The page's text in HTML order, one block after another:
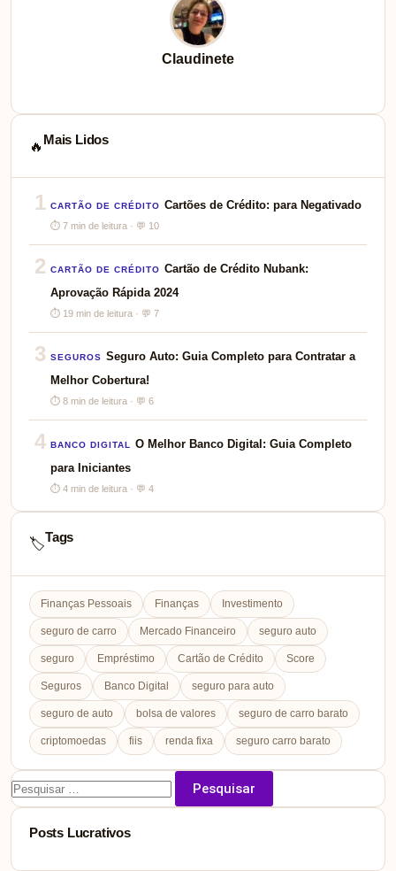
Claudinete
🔥 Mais Lidos
1 CARTÃO DE CRÉDITO Cartões de Crédito: para Negativado
⏱ 7 min de leitura · 💬 10
2 CARTÃO DE CRÉDITO Cartão de Crédito Nubank:
Aprovação Rápida 2024
⏱ 19 min de leitura · 💬 7
3 SEGUROS Seguro Auto: Guia Completo para Contratar a
Melhor Cobertura!
⏱ 8 min de leitura · 💬 6
4 BANCO DIGITAL O Melhor Banco Digital: Guia Completo
para Iniciantes
⏱ 4 min de leitura · 💬 4
🏷️Tags
Finanças Pessoais Finanças Investimento
seguro de carro Mercado Financeiro seguro auto
seguro Empréstimo Cartão de Crédito Score
Seguros Banco Digital seguro para auto
seguro de auto bolsa de valores seguro de carro barato
criptomoedas fiis renda fixa seguro carro barato
Pesquisar
por:
Posts Lucrativos